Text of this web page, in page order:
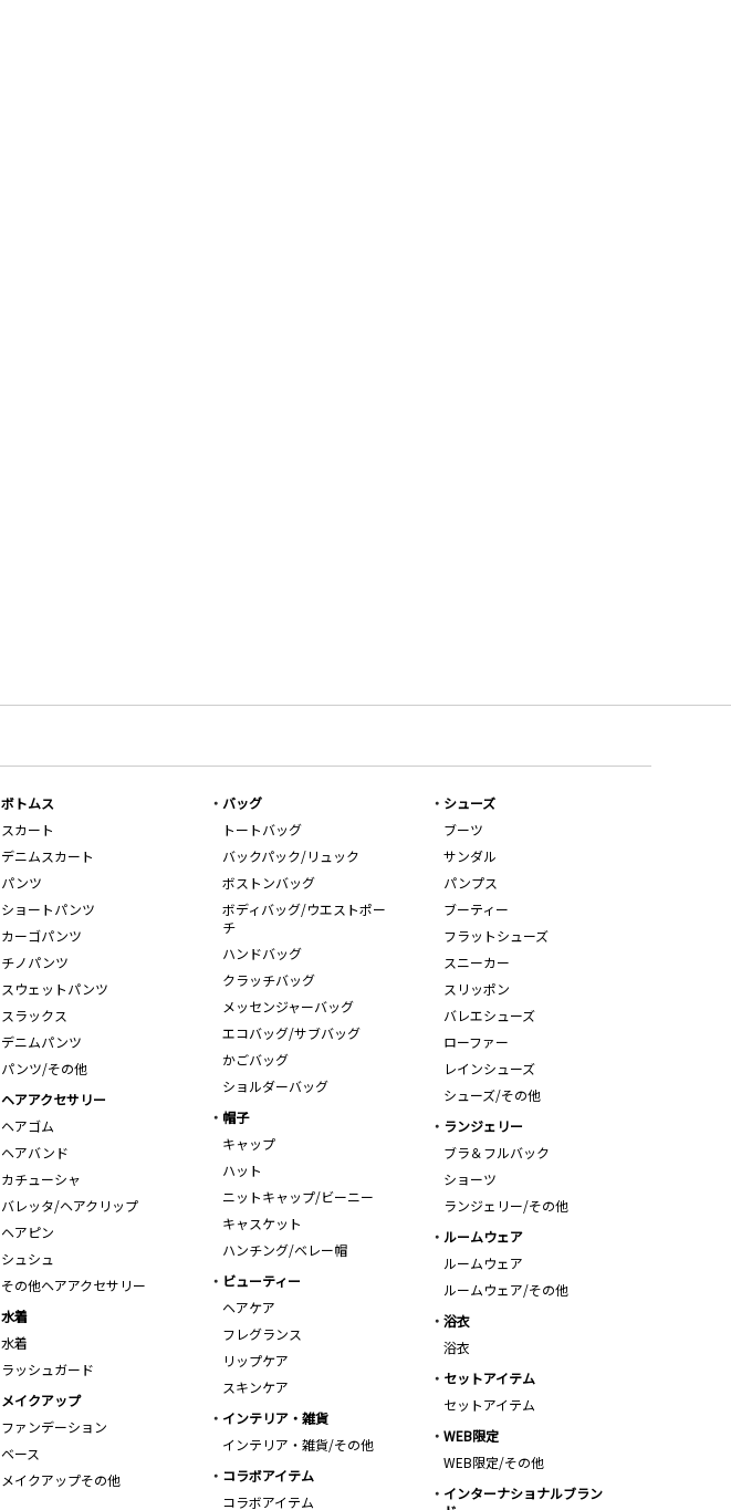
ボトムス
スカート
デニムスカート
パンツ
ショートパンツ
カーゴパンツ
チノパンツ
スウェットパンツ
スラックス
デニムパンツ
パンツ/その他
バッグ
トートバッグ
バックパック/リュック
ボストンバッグ
ボディバッグ/ウエストポー
チ
ハンドバッグ
クラッチバッグ
メッセンジャーバッグ
エコバッグ/サブバッグ
かごバッグ
ショルダーバッグ
シューズ
ブーツ
サンダル
パンプス
ブーティー
フラットシューズ
スニーカー
スリッポン
バレエシューズ
ローファー
レインシューズ
シューズ/その他
ヘアアクセサリー
ヘアゴム
ヘアバンド
カチューシャ
バレッタ/ヘアクリップ
ヘアピン
シュシュ
その他ヘアアクセサリー
帽子
キャップ
ハット
ニットキャップ/ビーニー
キャスケット
ハンチング/ベレー帽
ランジェリー
ブラ＆フルバック
ショーツ
ランジェリー/その他
ルームウェア
ルームウェア
ルームウェア/その他
ビューティー
ヘアケア
フレグランス
リップケア
スキンケア
水着
水着
ラッシュガード
浴衣
浴衣
セットアイテム
セットアイテム
メイクアップ
ファンデーション
ベース
メイクアップその他
インテリア・雑貨
インテリア・雑貨/その他
WEB限定
WEB限定/その他
コラボアイテム
コラボアイテム
インターナショナルブラン